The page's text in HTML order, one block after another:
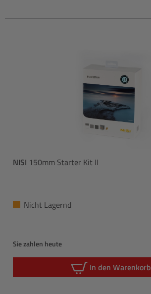
NISI 150mm Starter Kit II
Nicht Lagernd
Sie zahlen heute
In den Warenkorb